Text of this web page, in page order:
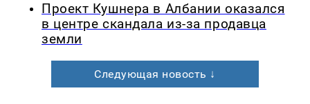
Проект Кушнера в Албании оказался
в центре скандала из-за продавца
земли
Следующая новость ↓